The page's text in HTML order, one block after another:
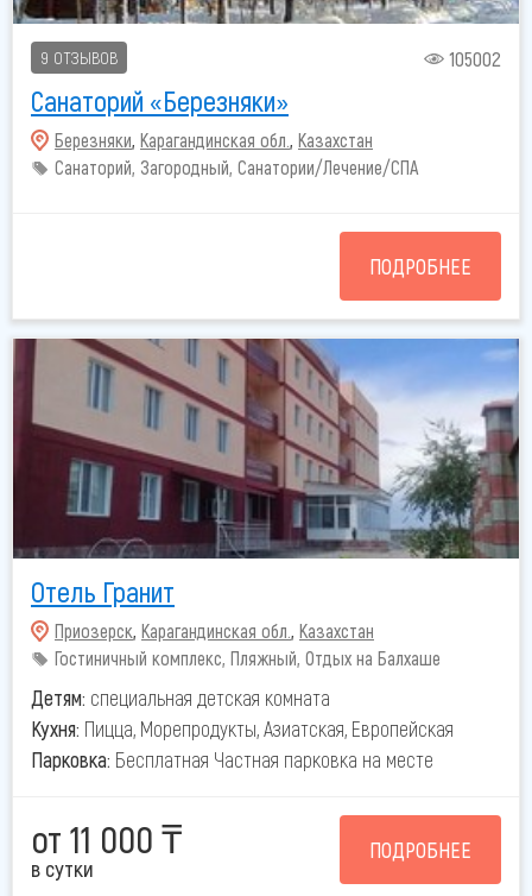
9 ОТЗЫВОВ 105002
Санаторий «Березняки»
Березняки, Карагандинская обл. , Казахстан
Санаторий, Загородный, Санатории/Лечение/СПА
ПОДРОБНЕЕ
Отель Гранит
Приозерск, Карагандинская обл. , Казахстан
Гостиничный комплекс, Пляжный, Отдых на Балхаше
Детям: специальная детская комната
Кухня: Пицца, Морепродукты, Азиатская, Европейская
Парковка: Бесплатная Частная парковка на месте
от 11 000 ₸
в сутки
ПОДРОБНЕЕ